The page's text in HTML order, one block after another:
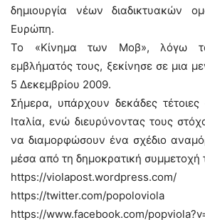
δημιουργία νέων διαδικτυακών
Ευρώπη.
Το «Κίνημα των Μοβ», λόγω
εμβλήματός τους, ξεκίνησε σε μια
5 Δεκεμβρίου 2009.
Σήμερα, υπάρχουν δεκάδες
Ιταλία, ενώ διευρύνοντας τους
να διαμορφώσουν ένα σχέδιο
μέσα από τη δημοκρατική συμμετοχή
https://violapost.wordpress.com/
https://twitter.com/popoloviola
https://www.facebook.com/